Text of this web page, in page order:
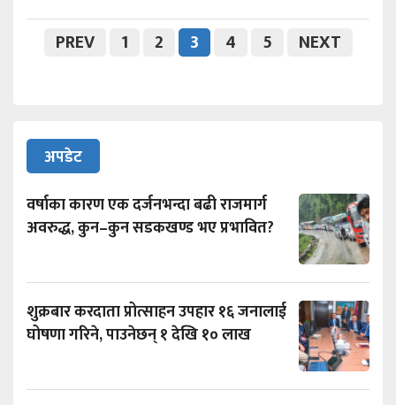
PREV 1 2 3 4 5 NEXT
अपडेट
वर्षाका कारण एक दर्जनभन्दा बढी राजमार्ग
अवरुद्ध, कुन–कुन सडकखण्ड भए प्रभावित?
शुक्रबार करदाता प्रोत्साहन उपहार १६ जनालाई
घोषणा गरिने, पाउनेछन् १ देखि १० लाख